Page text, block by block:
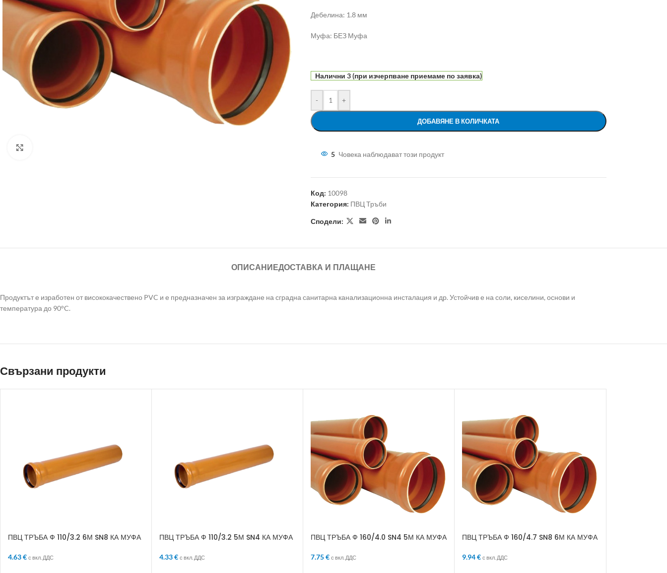
Дебелина: 1.8 мм
Муфа: БЕЗ Муфа
Налични 3 (при изчерпване приемаме по заявка)
- +
ДОБАВЯНЕ В КОЛИЧКАТА
5 Човека наблюдават този продукт
Код: 10098
Категория: ПВЦ Тръби
Сподели:
ОПИСАНИЕДОСТАВКА И ПЛАЩАНЕ
Продуктът е изработен от висококачествено PVC и е предназначен за изграждане на сградна санитарна канализационна инсталация и др. Устойчив е на соли, киселини, основи и
температура до 90°C.
Свързани продукти
ПВЦ ТРЪБА Ф 110/3.2 6М SN8 КА МУФА
4.63€ с вкл. ДДС
ПВЦ ТРЪБА Ф 110/3.2 5М SN4 КА МУФА
4.33€ с вкл. ДДС
ПВЦ ТРЪБА Ф 160/4.0 SN4 5М КА МУФА
7.75€ с вкл. ДДС
ПВЦ ТРЪБА Ф 160/4.7 SN8 6М КА МУФА
9.94€ с вкл. ДДС